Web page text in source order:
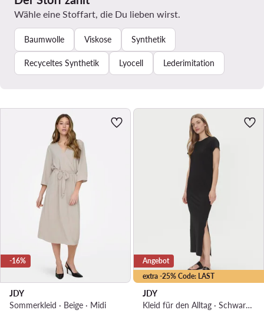
Wähle eine Stoffart, die Du lieben wirst.
Baumwolle Viskose Synthetik
Recyceltes Synthetik Lyocell Lederimitation
-16%
JDY
Sommerkleid · Beige · Midi
extra -25% Code: LAST
Angebot
JDY
Kleid für den Alltag · Schwarz · Midi